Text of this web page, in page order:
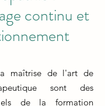
continu et
maîtrise de l'art de
sont des
de la formation